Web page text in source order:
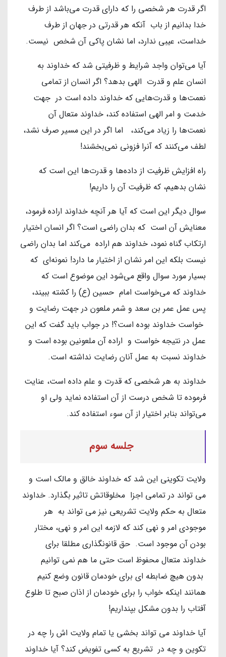
اگر قدرت هر شخصی را که دارای قدرت می‌باشد از طرف
خدا بدانیم از باب آنکه هر قدرتی در جهان از طرف
خداست، عیبی ندارد، اما نشان پاکی آن شخص نیست.
آیا می‌توان واجد شرایط و ظرفیتی شد که خداوند به
انسان علم و قدرت الهی بدهد؟ اگر انسان از تمامی
نعمت‌ها و قدرت‌هایی که خداوند داده است در جهت
خدمت و امر الهی استفاده کند، خداوند متعال آن
نعمت‌ها را زیاد می‌کند، اما اگر در این مسیر صرف نشد،
لطف می‌کنند که آنرا فزونی نمی‌بخشند!
راه افزایش ظرفیت از داده‌ها و قدرت‌ها این است که
نشان بدهیم، که ظرفیت آن را داریم!
سوال دیگر این است که آیا هر آنچه خداوند اراده فرمود،
معنایش آن است که بدان راضی است؟ اگر انسان اختیار
ارتکاب گناه نمود، خداوند هم اراده می‌کند اما بدان راضی
نیست بلکه این امر نشان از اختیار ما دارد! نمونه‌ای که
بسیار مورد سوال واقع می‌شود این موضوع است که
خداوند که می‌خواست امام حسین (ع) را کشته ببیند،
پس عمل عمر بن سعد و شمر ملعون در جهت رضایت و
خواست خداوند بوده است؟! در جواب باید گفت که این
عمل در نتیجه خواست و اراده آن ملعونین بوده است و
خداوند نسبت به عمل آنان رضایت نداشته است.
خداوند به هر شخصی که قدرت و علم داده است، عنایت
فرموده تا شخص درست از آن استفاده نماید ولی او
می‌تواند بنابر اختیار از آن سوء استفاده کند.
جلسه سوم
ولایت تکوینی این شد که خداوند خالق و مالک است و
می تواند در تمامی اجزا مخلوقاتش تاثیر بگذارد. خداوند
متعال به حکم ولایت تشریعی نیز می تواند به هر
موجودی امر و نهی کند که لازمه این امر و نهی، مختار
بودن آن موجود است. حق قانونگذاری مطلقا برای
خداوند متعال محفوظ است حتی ما هم نمی توانیم
بدون هیچ ضابطه ای برای خودمان قانون وضع کنیم
همانند اینکه خواب را برای خودمان از اذان صبح تا طلوع
آفتاب را بدون مشکل بپنداریم!
آیا خداوند می تواند بخشی یا تمام ولایت اش را چه در
تکوین و چه در تشریع به کسی تفویض کند؟ آیا خداوند